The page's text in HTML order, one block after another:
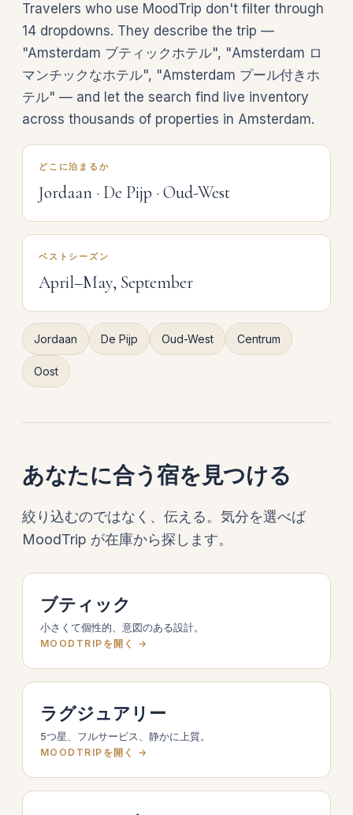
Travelers who use MoodTrip don't filter through
14 dropdowns. They describe the trip —
"Amsterdam ブティックホテル", "Amsterdam ロ
マンチックなホテル", "Amsterdam プール付きホ
テル" — and let the search find live inventory
across thousands of properties in Amsterdam.
どこに泊まるか
Jordaan · De Pijp · Oud-West
ベストシーズン
April–May, September
Jordaan De Pijp Oud-West Centrum
Oost
あなたに合う宿を見つける
絞り込むのではなく、伝える。気分を選べば
MoodTrip が在庫から探します。
ブティック
小さくて個性的、意図のある設計。
MOODTRIPを開く →
ラグジュアリー
5つ星、フルサービス、静かに上質。
MOODTRIPを開く →